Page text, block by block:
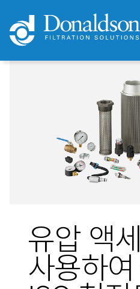
유압 액
사용하